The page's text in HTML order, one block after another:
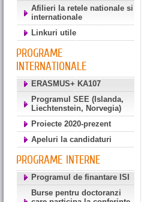
Afilieri la retele nationale si
internationale
Linkuri utile
PROGRAME
INTERNATIONALE
ERASMUS+ KA107
Programul SEE (Islanda,
Liechtenstein, Norvegia)
Proiecte 2020-prezent
Apeluri la candidaturi
PROGRAME INTERNE
Programul de finantare ISI
Burse pentru doctoranzi